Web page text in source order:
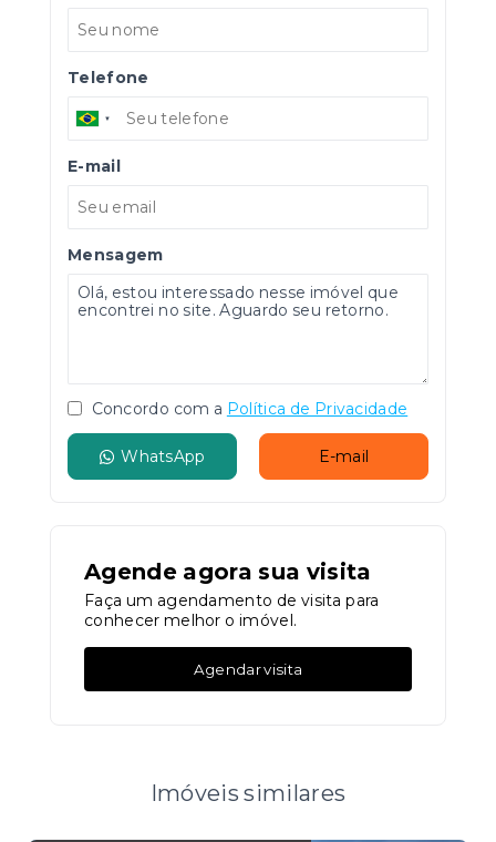
Telefone
E-mail
Mensagem
Concordo com a Política de Privacidade
WhatsApp E-mail
Agende agora sua visita
Faça um agendamento de visita para
conhecer melhor o imóvel.
Agendar visita
Imóveis similares